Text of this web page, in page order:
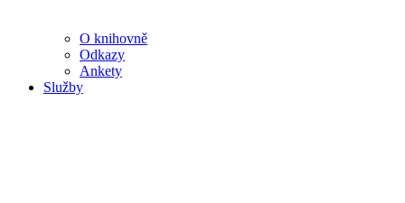
O knihovně
Odkazy
Ankety
Služby